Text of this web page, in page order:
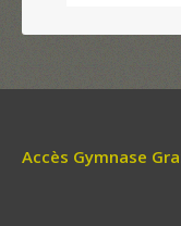
Accès Gymnase